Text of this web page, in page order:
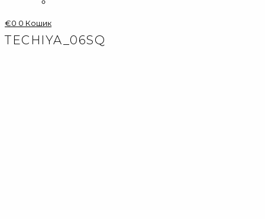
€0 0 Кошик
TECHIYA_06SQ